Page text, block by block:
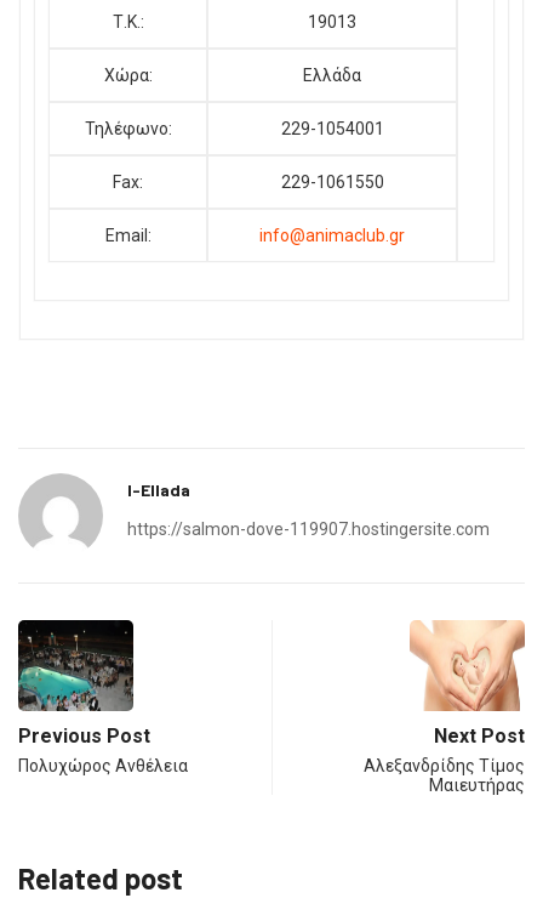
Τ.Κ.: 19013
Χώρα: Ελλάδα
Τηλέφωνο: 229-1054001
Fax: 229-1061550
Email: info@animaclub.gr
I-Ellada
https://salmon-dove-119907.hostingersite.com
Previous Post
Πολυχώρος Ανθέλεια
Next Post
Αλεξανδρίδης Τίμος
Μαιευτήρας
Related post